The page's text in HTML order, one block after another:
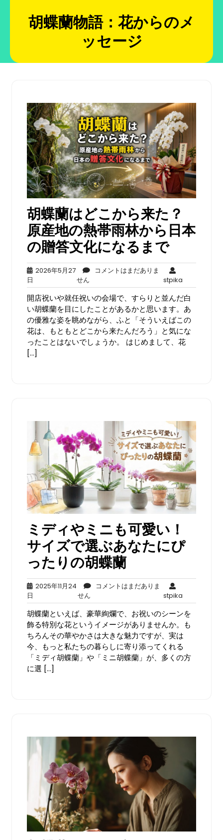
胡蝶蘭物語：花からのメ
ッセージ
胡蝶蘭はどこから来た？
原産地の熱帯雨林から日本
の贈答文化になるまで
2026年5月27
日
年
5
月
27
日
コメントはまだありま
せん
メ
ン
ト
は
ま
だ
あ
stpikastpika
開店祝いや就任祝いの会場で、すらりと並んだ白
い胡蝶蘭を目にしたことがあるかと思います。あ
の優雅な姿を眺めながら、ふと「そういえばこの
花は、もともとどこから来たんだろう」と気にな
ったことはないでしょうか。 はじめまして、花
[…]
ミディやミニも可愛い！
サイズで選ぶあなたにぴ
ったりの胡蝶蘭
2025年11月24
日
年
11
月
24
日
コメントはまだありま
せんコ
メ
ン
ト
は
ま
だ
あ
stpika
胡蝶蘭といえば、豪華絢爛で、お祝いのシーンを
飾る特別な花というイメージがありませんか。も
ちろんその華やかさは大きな魅力ですが、実は
今、もっと私たちの暮らしに寄り添ってくれる
「ミディ胡蝶蘭」や「ミニ胡蝶蘭」が、多くの方
に選 […]